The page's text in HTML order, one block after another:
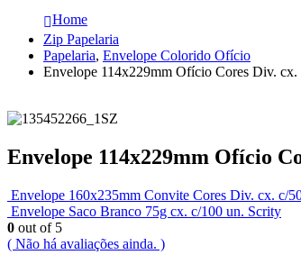
Home
Zip Papelaria
Papelaria, Envelope Colorido Ofício
Envelope 114x229mm Ofício Cores Div.
Envelope 114x229mm Ofício
Envelope 160x235mm Convite Cores Div. cx. c/
Envelope Saco Branco 75g cx. c/100 un. Scrity
0 out of 5
( Não há avaliações ainda. )